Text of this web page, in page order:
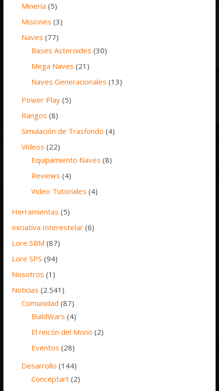
Minería (5)
Misiones (3)
Naves (77)
Bases Asteroides (30)
Mega Naves (21)
Naves Generacionales (13)
Power Play (5)
Rangos (8)
Simulación de Trasfondo (4)
Vídeos (22)
Equipamiento Naves (8)
Reviews (4)
Video Tutoriales (4)
Herramientas (5)
Iniciativa Interestelar (6)
Lore SBM (87)
Lore SPS (94)
Nosotros (1)
Noticias (2.541)
Comunidad (87)
BuildWars (4)
El rincón del Mono (2)
Eventos (28)
Desarrollo (144)
Conceptart (2)